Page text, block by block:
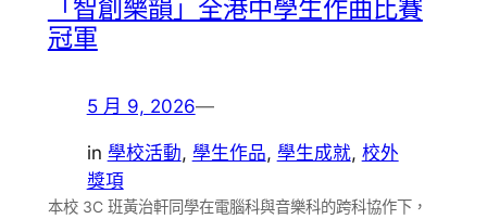
「智創樂韻」全港中學生作曲比賽
冠軍
5 月 9, 2026—
in 學校活動, 學生作品, 學生成就, 校外
獎項
本校 3C 班黃治軒同學在電腦科與音樂科的跨科協作下，